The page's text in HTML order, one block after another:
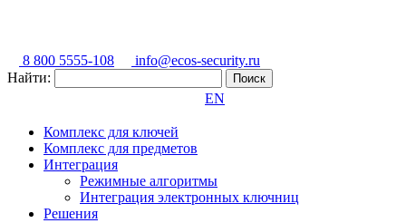
8 800 5555-108
info@ecos-security.ru
Найти:
EN
Комплекс для ключей
Комплекс для предметов
Интеграция
Режимные алгоритмы
Интеграция электронных ключниц
Решения